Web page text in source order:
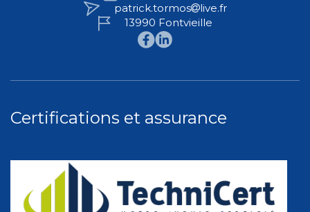
patrick.tormos
live.fr
13990 Fontvieille
Certifications et assurance